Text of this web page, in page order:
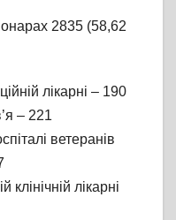
2835 (58,62
лікарні – 190
– 221
ветеранів
клінічній лікарні